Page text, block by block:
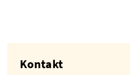
Kontakt